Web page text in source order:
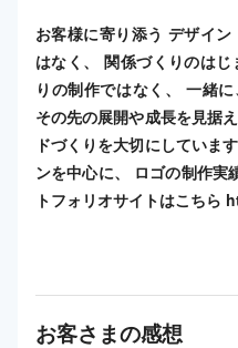
お客様に寄り添う デザイ
はなく、 関係づくりのは
りの制作ではなく、 一緒
その先の展開や成長を見据
ドづくりを大切にしていま
ンを中心に、 ロゴの制作実
トフォリオサイトはこち
お客さまの感想